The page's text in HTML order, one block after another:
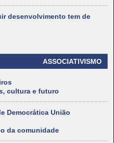
desenvolvimento tem de
ASSOCIATIVISMO
cultura e futuro
Democrática União
da comunidade